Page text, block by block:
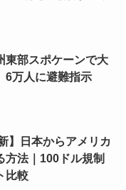
東部スポケーンで大
6万人に避難指示
】日本からアメリカ
方法｜100ドル規制
比較